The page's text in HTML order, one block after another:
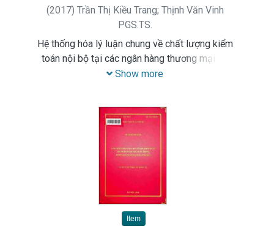
kinh tế. Chuyên ngành: Kế toán
(2017) Trần Thị Kiều Trang; Thịnh Văn Vinh
PGS.TS.
Hệ thống hóa lý luận chung về chất lượng kiểm
toán nội bộ tại các ngân hàng thương mại cổ
phần. Phân tích, đánh giá thực trạng và đưa ra
chi nhánh Tiên Sơn
Show more
Item